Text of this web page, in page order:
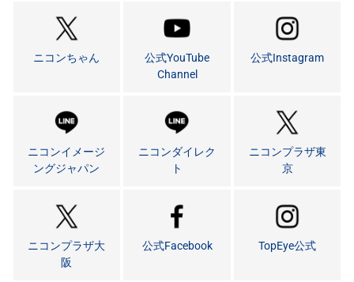
ニコンちゃん
公式YouTube
Channel
公式Instagram
ニコンイメージ
ングジャパン
ニコンダイレク
ト
ニコンプラザ東
京
ニコンプラザ大
阪
公式Facebook TopEye公式